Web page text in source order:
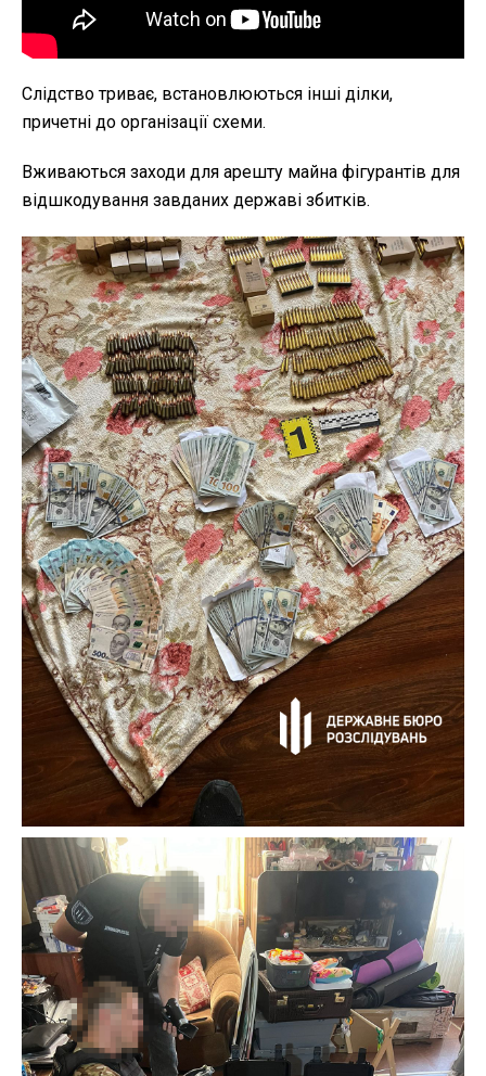
Слідство триває, встановлюються інші ділки,
причетні до організації схеми.
Вживаються заходи для арешту майна фігурантів для
відшкодування завданих державі збитків.